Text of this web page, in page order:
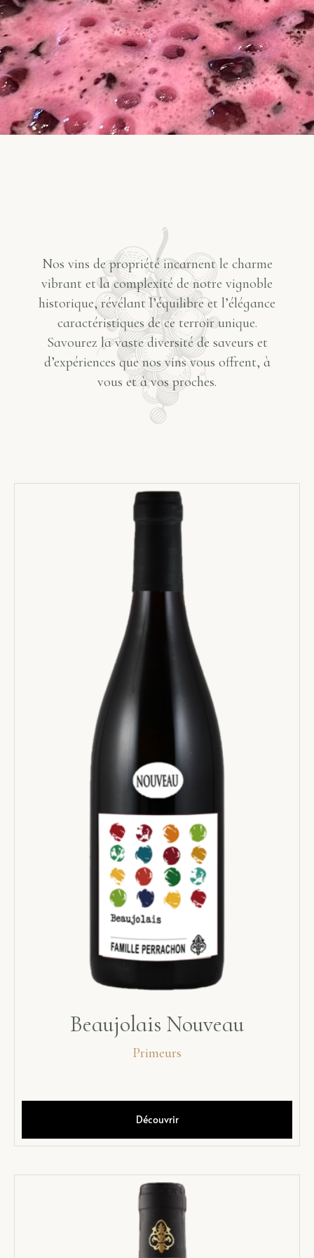
Nos vins de propriété incarnent le charme
vibrant et la complexité de notre vignoble
historique, révélant l’équilibre et l’élégance
caractéristiques de ce terroir unique.
Savourez la vaste diversité de saveurs et
d’expériences que nos vins vous offrent, à
vous et à vos proches.
Beaujolais Nouveau
Primeurs
Découvrir